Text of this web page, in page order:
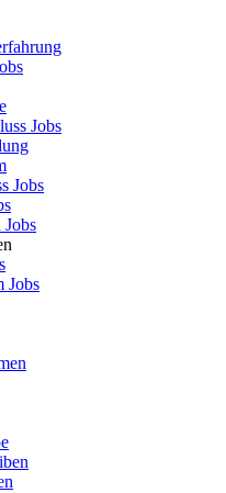
Jobs
Jobs
Jobs
Jobs